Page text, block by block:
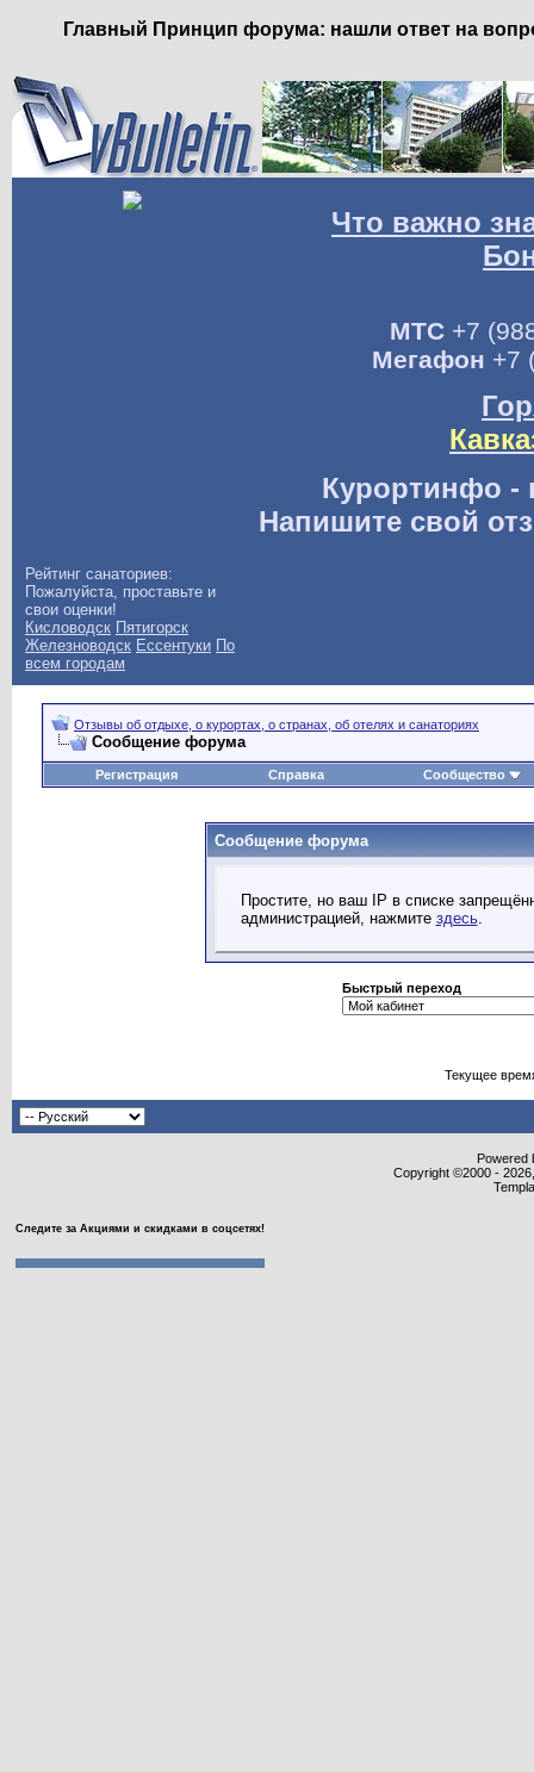
Главный Принцип форума: нашли ответ на
Что важно
МТС+7
Мегафон +7
Курортинфо -
Напишите свой
Рейтинг санаториев:
Пожалуйста, проставьте и
свои оценки!
Кисловодск Пятигорск
Железноводск Ессентуки По
всем городам
Отзывы об отдыхе, о курортах, о странах, об отелях и санаториях
Сообщение форума
Регистрация Справка Сообщество
Сообщение форума
Простите, но ваш IP в списке
администрацией, нажмите здесь.
Быстрый переход
Текущее
Powered
Copyright ©2000 -
Следите за Акциями и скидками в соцсетях!